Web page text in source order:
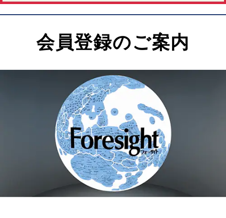
会員登録のご案内